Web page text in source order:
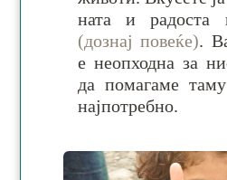
на­та и ра­дос­та
(дознај повеќе).
е не­оп­ход­на за
да по­ма­га­ме
нај­по­тре­бно.